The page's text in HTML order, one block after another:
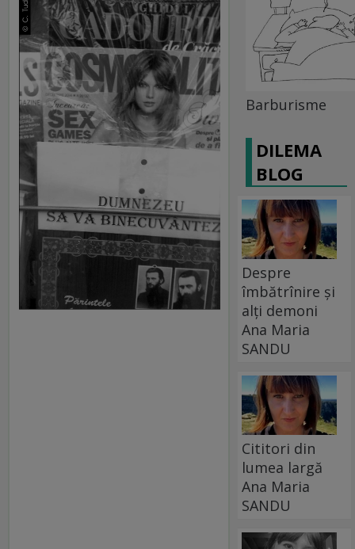
Barburisme
DILEMA
BLOG
Despre
îmbătrînire și
alți demoni
Ana Maria
SANDU
Cititori din
lumea largă
Ana Maria
SANDU